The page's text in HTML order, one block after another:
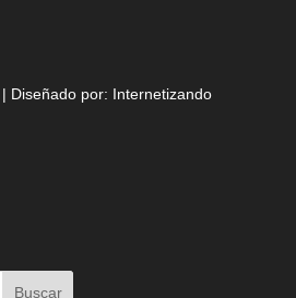
Diseñado por: Internetizando